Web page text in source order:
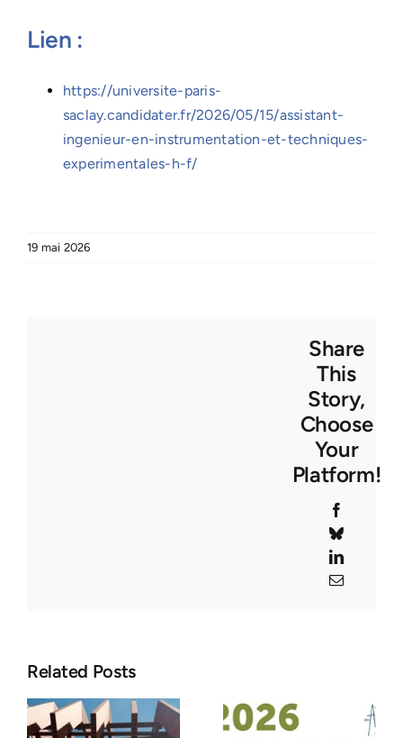
Lien :
https://universite-paris-
saclay.candidater.fr/2026/05/15/assistant-
ingenieur-en-instrumentation-et-techniques-
experimentales-h-f/
19 mai 2026
Share
This
Story,
Choose
Your
Platform!
Bluesky
LinkedIn
Email
Related Posts
Congrès
ASF 2026 :